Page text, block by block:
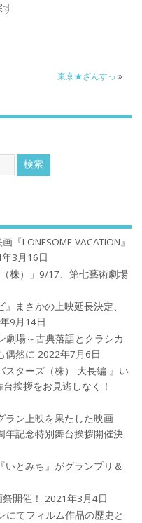
東京★ざんすっ »
LONESOME VACATION』
3月16日
株）」9/17、第七藝術劇場
まさかの上映延長決定、
9月14日
劇場～古典落語とクラシカ
偶然に 2022年7月6日
スターズ（株）-大長編-』い
挨拶をお見逃しなく！
ラン上映を果たした映画
年記念特別舞台挨拶開催決
いとみち』がグランプリ＆
開催！
2021年3月4日
にてフィルム作品の歴史と